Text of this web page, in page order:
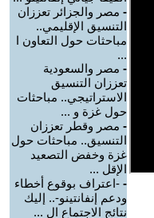
- مصر والجزائر تعززان
التنسيق الإقليمي..
مباحثات حول التعاون ا
...
- مصر والسعودية
تعززان التنسيق
الاستراتيجي.. مباحثات
حول غزة و ...
- مصر وقطر تعززان
التنسيق.. مباحثات حول
غزة وخفض التصعيد
الإقل ...
- -اعتراف بوقوع أخطاء
ودعم إنفانتينو-.. إليك
نتائج الاجتماع ال ...